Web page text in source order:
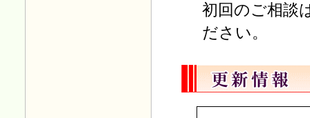
初回のご相談
ださい。